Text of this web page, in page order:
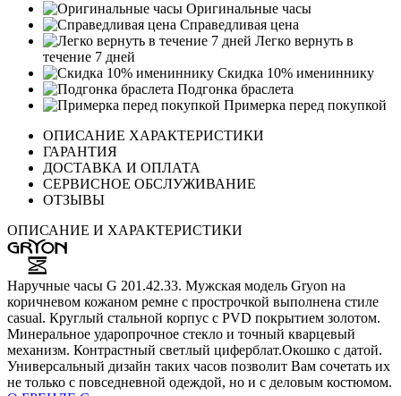
Оригинальные часы
Справедливая цена
Легко вернуть в
течение 7 дней
Скидка 10% имениннику
Подгонка браслета
Примерка перед покупкой
ОПИСАНИЕ ХАРАКТЕРИСТИКИ
ГАРАНТИЯ
ДОСТАВКА И ОПЛАТА
СЕРВИСНОЕ ОБСЛУЖИВАНИЕ
ОТЗЫВЫ
ОПИСАНИЕ И ХАРАКТЕРИСТИКИ
Наручные часы G 201.42.33. Мужская модель Gryon на
коричневом кожаном ремне с прострочкой выполнена стиле
casual. Круглый стальной корпус с PVD покрытием золотом.
Минеральное ударопрочное стекло и точный кварцевый
механизм. Контрастный светлый циферблат.Окошко с датой.
Универсальный дизайн таких часов позволит Вам сочетать их
не только с повседневной одеждой, но и с деловым костюмом.